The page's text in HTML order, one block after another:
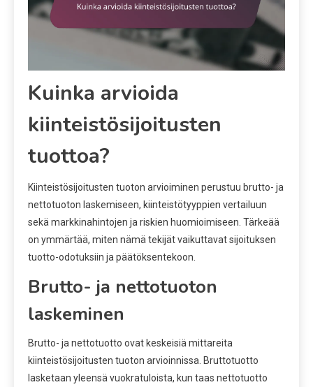
Kuinka arvioida
kiinteistösijoitusten
tuottoa?
Kiinteistösijoitusten tuoton arvioiminen perustuu brutto- ja
nettotuoton laskemiseen, kiinteistötyyppien vertailuun
sekä markkinahintojen ja riskien huomioimiseen. Tärkeää
on ymmärtää, miten nämä tekijät vaikuttavat sijoituksen
tuotto-odotuksiin ja päätöksentekoon.
Brutto- ja nettotuoton
laskeminen
Brutto- ja nettotuotto ovat keskeisiä mittareita
kiinteistösijoitusten tuoton arvioinnissa. Bruttotuotto
lasketaan yleensä vuokratuloista, kun taas nettotuotto